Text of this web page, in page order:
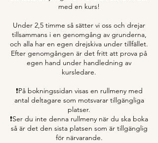
.
med en kurs!
Under 2,5 timme så sätter vi oss och drejar
tillsammans i en genomgång av grunderna,
och alla har en egen drejskiva under tillfället.
Efter genomgången är det fritt att prova på
egen hand under handledning av
kursledare.
❗️På bokningssidan visas en rullmeny med
antal deltagare som motsvarar tillgängliga
platser.
❗️Ser du inte denna rullmeny när du ska boka
så är det den sista platsen som är tillgänglig
för närvarande.